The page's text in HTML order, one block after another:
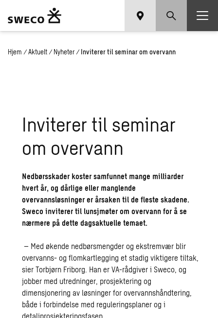
Hjem / Aktuelt / Nyheter / Inviterer til seminar om overvann
Inviterer til seminar
om overvann
Nedbørsskader koster samfunnet mange milliarder
hvert år, og dårlige eller manglende
overvannsløsninger er årsaken til de fleste skadene.
Sweco inviterer til lunsjmøter om overvann for å se
nærmere på dette dagsaktuelle temaet.
– Med økende nedbørsmengder og ekstremvær blir
overvanns- og flomkartlegging et stadig viktigere tiltak,
sier Torbjørn Friborg. Han er VA-rådgiver i Sweco, og
jobber med utredninger, prosjektering og
dimensjonering av løsninger for overvannshåndtering,
både i forbindelse med reguleringsplaner og i
detaljprosjekteringsfasen.